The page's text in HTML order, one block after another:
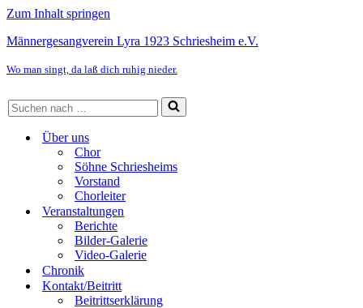
Zum Inhalt springen
Männergesangverein Lyra 1923 Schriesheim e.V.
Wo man singt, da laß dich ruhig nieder.
Suchen
nach …
Über uns
Chor
Söhne Schriesheims
Vorstand
Chorleiter
Veranstaltungen
Berichte
Bilder-Galerie
Video-Galerie
Chronik
Kontakt/Beitritt
Beitrittserklärung